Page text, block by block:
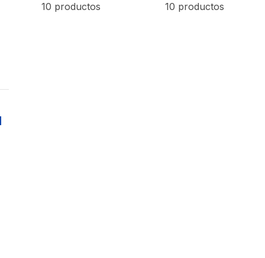
10 productos
10 productos